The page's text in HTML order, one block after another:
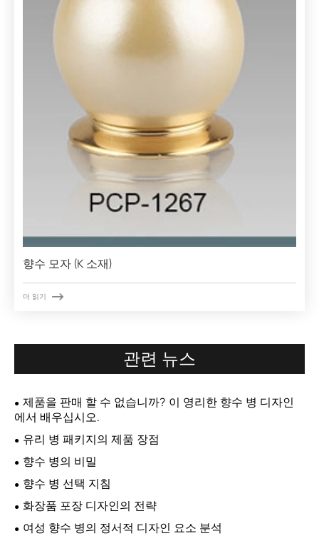
향수 모자 (K 소재)
더 읽기 
관련 뉴스
제품을 판매 할 수 없습니까? 이 영리한 향수 병 디자인
에서 배우십시오.
유리 병 패키지의 제품 장점
향수 병의 비밀
향수 병 선택 지침
화장품 포장 디자인의 전략
여성 향수 병의 정서적 디자인 요소 분석